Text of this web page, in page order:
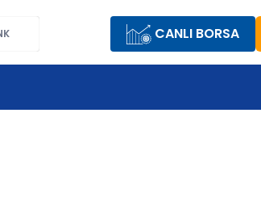
CANLI BORSA